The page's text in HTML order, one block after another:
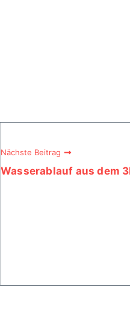
Nächste Beitrag
Wasserablauf aus dem